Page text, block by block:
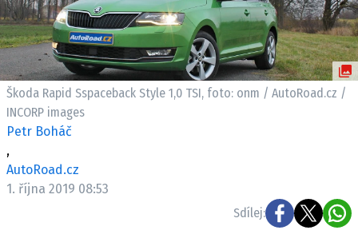
ČESKÝ TRH
TUNING
PROFI
ELEKTRO
Škoda Rapid Sspaceback Style 1,0 TSI, foto: onm / AutoRoad.cz /
INCORP images
Petr Boháč
,
AutoRoad.cz
1. října 2019 08:53
Sdílej: